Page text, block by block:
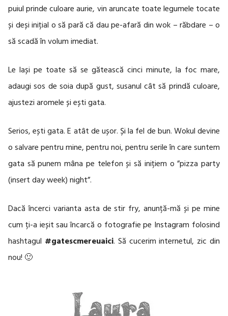
puiul prinde culoare aurie, vin aruncate toate legumele tocate
și deși inițial o să pară că dau pe-afară din wok – răbdare – o
să scadă în volum imediat.
Le lași pe toate să se gătească cinci minute, la foc mare,
adaugi sos de soia după gust, susanul cât să prindă culoare,
ajustezi aromele și ești gata.
Serios, ești gata. E atât de ușor. Și la fel de bun. Wokul devine
o salvare pentru mine, pentru noi, pentru serile în care suntem
gata să punem mâna pe telefon și să inițiem o ”pizza party
(insert day week) night”.
Dacă încerci varianta asta de stir fry, anunță-mă și pe mine
cum ți-a ieșit sau încarcă o fotografie pe Instagram folosind
hashtagul #gatescmereuaici. Să cucerim internetul, zic din
nou! 🙂